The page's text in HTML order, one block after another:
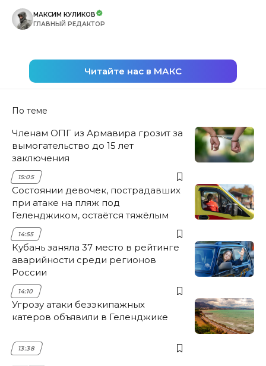
МАКСИМ КУЛИКОВ
ГЛАВНЫЙ РЕДАКТОР
Читайте нас в МАКС
По теме
Членам ОПГ из Армавира грозит за
вымогательство до 15 лет
заключения
15:05
Состоянии девочек, пострадавших
при атаке на пляж под
Геленджиком, остаётся тяжёлым
14:55
Кубань заняла 37 место в рейтинге
аварийности среди регионов
России
14:10
Угрозу атаки безэкипажных
катеров объявили в Геленджике
13:38